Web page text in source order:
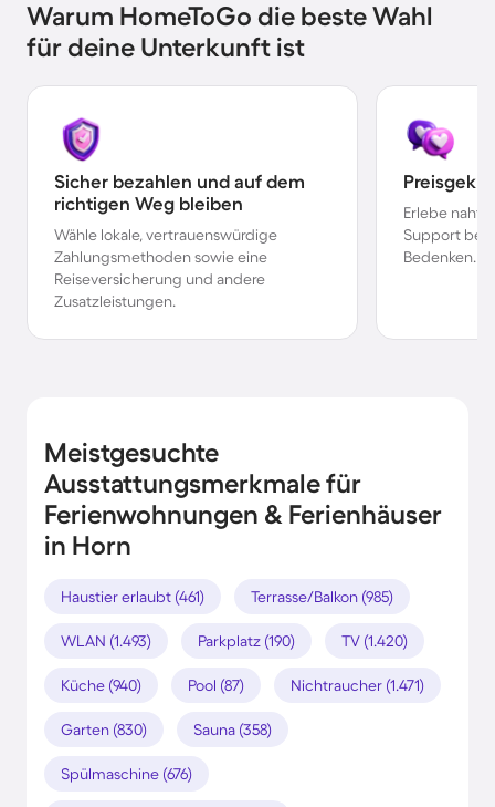
Warum HomeToGo die beste Wahl
für deine Unterkunft ist
Sicher bezahlen und auf dem
richtigen Weg bleiben
Wähle lokale, vertrauenswürdige
Zahlungsmethoden sowie eine
Reiseversicherung und andere
Zusatzleistungen.
Erlebe
Support bei
Bedenken.
Meistgesuchte
Ausstattungsmerkmale für
Ferienwohnungen & Ferienhäuser
in Horn
Haustier erlaubt (461) Terrasse/Balkon (985)
WLAN (1.493) Parkplatz (190) TV (1.420)
Küche (940) Pool (87) Nichtraucher (1.471)
Garten (830) Sauna (358)
Spülmaschine (676)